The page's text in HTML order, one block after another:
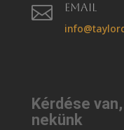

Email
Kérdése
nekünk